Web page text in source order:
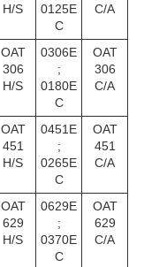
H/S
0125E
C
C/A
OAT
306
H/S
0306E
;
0180E
C
OAT
306
C/A
OAT
451
H/S
0451E
;
0265E
C
OAT
451
C/A
OAT
629
H/S
0629E
;
0370E
C
OAT
629
C/A